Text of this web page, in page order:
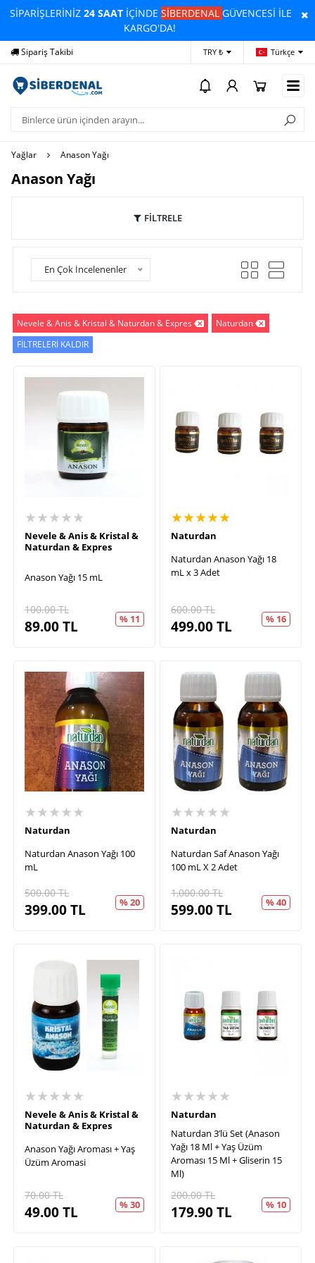
SİPARİŞLERİNİZ24 SAAT İÇİNDESİBERDENALGÜVENCESİ İLE
KARGO'DA!
Yardım Ödeme Bildirimi
TRY ₺ Türkçe
Yağlar Anason Yağı
Anason Yağı
FİLTRELE
En Çok İncelenenler
Nevele & Anis & Kristal & Naturdan & Expres
Naturdan
FİLTRELERİ KALDIR
★★★★★
Nevele & Anis & Kristal &
Naturdan & Expres
Anason Yağı 15 mL
100.00TL
89.00TL % 11
★★★★★
Naturdan
Naturdan Anason Yağı 18
mL x 3 Adet
600.00TL
499.00TL % 16
★★★★★
Naturdan
Naturdan Anason Yağı 100
mL
500.00TL
399.00TL % 20
★★★★★
Naturdan
Naturdan Saf Anason Yağı
100 mL X 2 Adet
1,000.00TL
599.00TL % 40
★★★★★
Nevele & Anis & Kristal &
Naturdan & Expres
Anason Yağı Aroması + Yaş
Üzüm Aromasi
70.00TL
49.00TL % 30
★★★★★
Naturdan
Naturdan 3’lü Set (Anason
Yağı 18 Ml + Yaş Üzüm
Aroması 15 Ml + Gliserin 15
Ml)
200.00TL
179.90TL % 10